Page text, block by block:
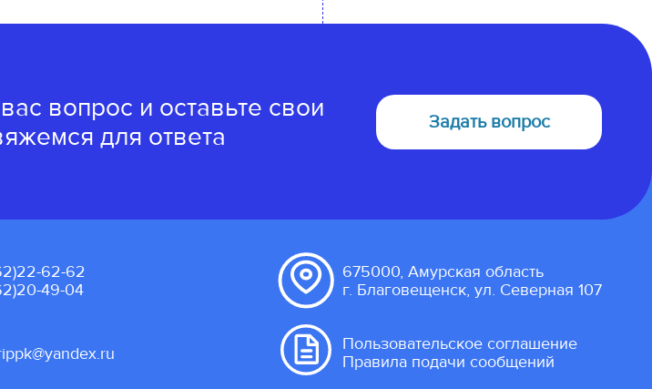
вопрос и оставьте свои
для ответа
Задать вопрос
62-62
49-04
675000, Амурская область
г. Благовещенск, ул. Северная 107
Пользовательское соглашение
Правила подачи сообщений